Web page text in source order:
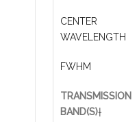
CENTER
WAVELENGTH
FWHM
TRANSMISSION
BAND(S)†